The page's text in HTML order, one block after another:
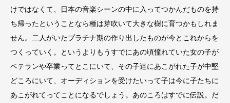
けではなくて、日本の音楽シーンの中に入ってつかんだものを持
ち帰ったということなら種は芽吹いて大きな樹に育つかもしれま
せん。二人がいたプラチナ期の作り出したものが今とこれからを
つくっていく。というよりもうすでにあの頃憧れていた女の子が
ベテランや卒業ってとこにいて、その子達にあこがれた子が中堅
どころにいて、オーディションを受けたいって子は今に子たちに
あこがれてってことになるでしょう。あのころはすでに伝説。だ